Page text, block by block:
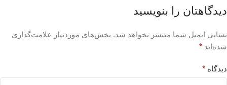
دیدگاهتان را بنویسید
نشانی ایمیل شما منتشر نخواهد شد. بخش‌های موردنیاز علامت‌گذاری
شده‌اند *
دیدگاه *